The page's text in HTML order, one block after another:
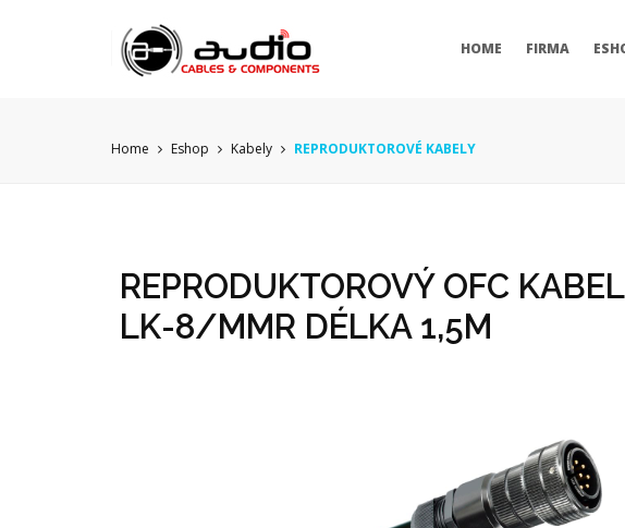
HOME FIRMA
Home Eshop Kabely REPRODUKTOROVÉ KABELY
REPRODUKTOROVÝ OFC
LK-8/MMR DÉLKA 1,5M